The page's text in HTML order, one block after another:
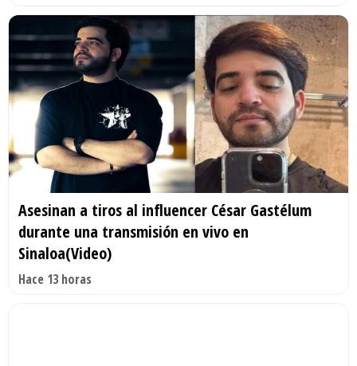
Asesinan a tiros al influencer César Gastélum
durante una transmisión en vivo en
Sinaloa(Video)
Hace 13 horas